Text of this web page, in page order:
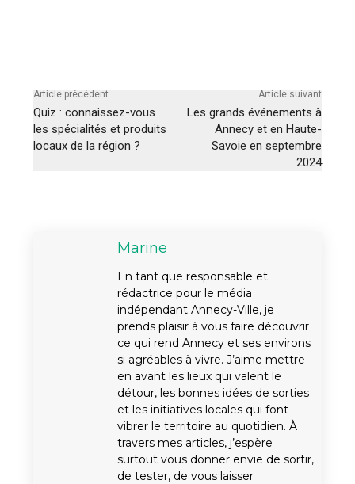
Article précédent
Quiz : connaissez-vous
les spécialités et produits
locaux de la région ?
Article suivant
Les grands événements à
Annecy et en Haute-
Savoie en septembre
2024
Marine
En tant que responsable et
rédactrice pour le média
indépendant Annecy-Ville, je
prends plaisir à vous faire découvrir
ce qui rend Annecy et ses environs
si agréables à vivre. J’aime mettre
en avant les lieux qui valent le
détour, les bonnes idées de sorties
et les initiatives locales qui font
vibrer le territoire au quotidien. À
travers mes articles, j’espère
surtout vous donner envie de sortir,
de tester, de vous laisser